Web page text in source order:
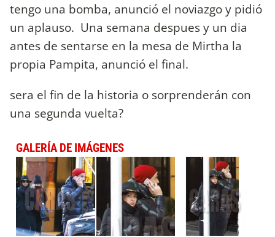
tengo una bomba, anunció el noviazgo y pidió
un aplauso. Una semana despues y un dia
antes de sentarse en la mesa de Mirtha la
propia Pampita, anunció el final.
sera el fin de la historia o sorprenderán con
una segunda vuelta?
GALERÍA DE IMÁGENES